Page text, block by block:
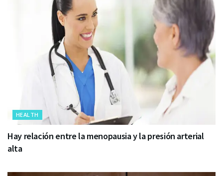
HEALTH
Hay relación entre la menopausia y la presión arterial
alta